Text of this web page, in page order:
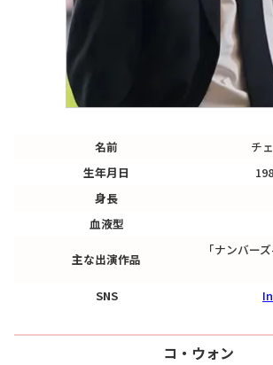
名前
チ
生年月日
身長
血液型
主な出演作品
「ナンバー
SNS
コ・ウォン